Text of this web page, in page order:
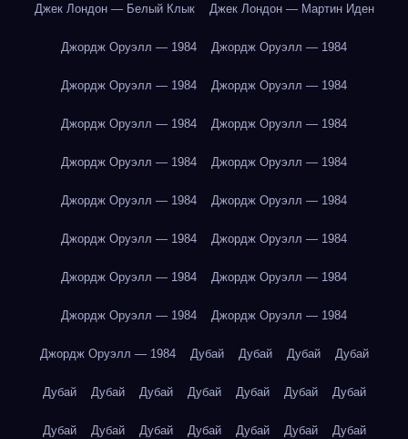
Джек Лондон — Белый Клык Джек Лондон — Мартин Иден
Джордж Оруэлл — 1984 Джордж Оруэлл — 1984
Джордж Оруэлл — 1984 Джордж Оруэлл — 1984
Джордж Оруэлл — 1984 Джордж Оруэлл — 1984
Джордж Оруэлл — 1984 Джордж Оруэлл — 1984
Джордж Оруэлл — 1984 Джордж Оруэлл — 1984
Джордж Оруэлл — 1984 Джордж Оруэлл — 1984
Джордж Оруэлл — 1984 Джордж Оруэлл — 1984
Джордж Оруэлл — 1984 Джордж Оруэлл — 1984
Джордж Оруэлл — 1984 Дубай Дубай Дубай Дубай
Дубай Дубай Дубай Дубай Дубай Дубай Дубай
Дубай Дубай Дубай Дубай Дубай Дубай Дубай